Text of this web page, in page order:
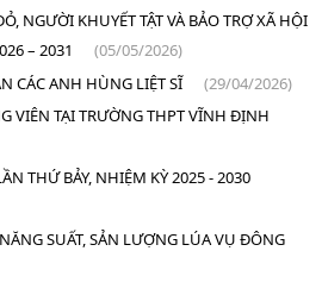
NGƯỜI KHUYẾT TẬT VÀ BẢO TRỢ XÃ HỘI
– 2031
(05/05/2026)
CÁC ANH HÙNG LIỆT SĨ
(29/04/2026)
VIÊN TẠI TRƯỜNG THPT VĨNH ĐỊNH
THỨ BẢY, NHIỆM KỲ 2025 - 2030
SUẤT, SẢN LƯỢNG LÚA VỤ ĐÔNG